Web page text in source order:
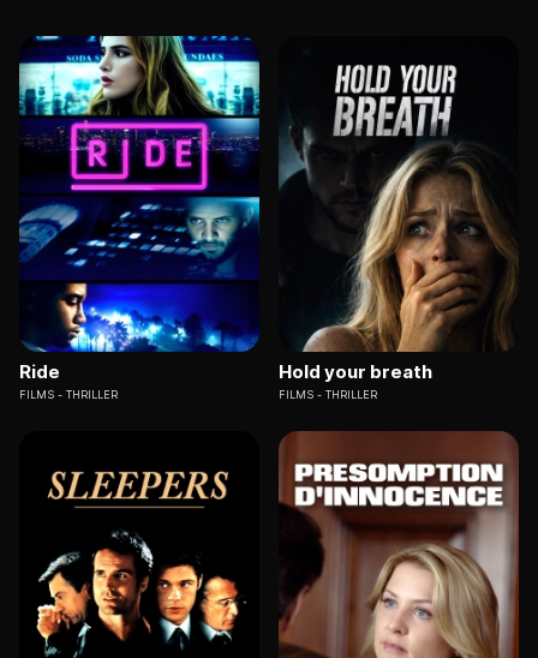
Ride
FILMS THRILLER
Hold your breath
FILMS THRILLER